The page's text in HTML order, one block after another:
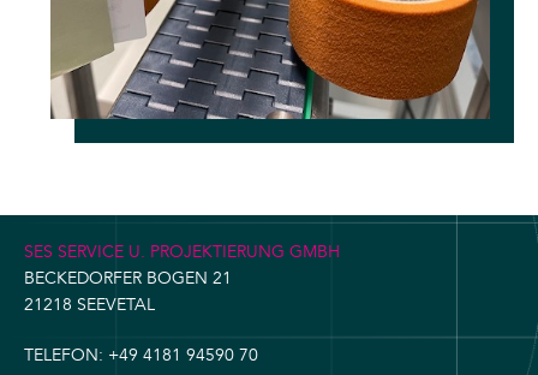
SES SERVICE U. PROJEKTIERUNG GMBH
BECKEDORFER BOGEN 21
21218 SEEVETAL
TELEFON: +49 4181 94590 70